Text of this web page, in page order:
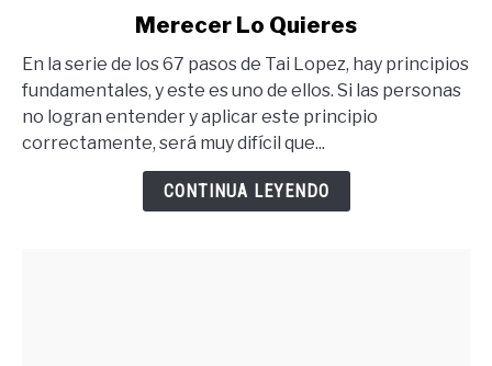
Tener
Lo
Que
Quieres
Merecer Lo Quieres
En la serie de los 67 pasos de Tai Lopez, hay principios
fundamentales, y este es uno de ellos. Si las personas
no logran entender y aplicar este principio
correctamente, será muy difícil que...
CONTINUA LEYENDO